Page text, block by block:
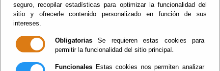
seguro, recopilar estadísticas para optimizar la funcionalidad del
sitio y ofrecerle contenido personalizado en función de sus
intereses.
Obligatorias Se requieren estas cookies para
permitir la funcionalidad del sitio principal.
Funcionales Estas cookies nos permiten analizar
CANAL DE
INFORMACIÓN DE
INFRACCIONES